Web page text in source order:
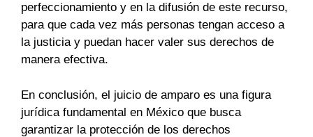
perfeccionamiento y en la difusión de este recurso,
para que cada vez más personas tengan acceso a
la justicia y puedan hacer valer sus derechos de
manera efectiva.
En conclusión, el juicio de amparo es una figura
jurídica fundamental en México que busca
garantizar la protección de los derechos